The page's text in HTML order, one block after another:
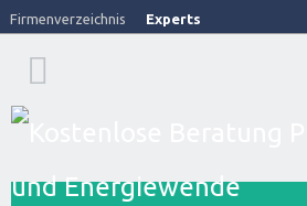
Firmenverzeichnis Experts